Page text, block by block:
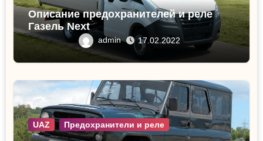
Описание предохранителей и реле
Газель Next
admin 17.02.2022
UAZ Предохранители и реле